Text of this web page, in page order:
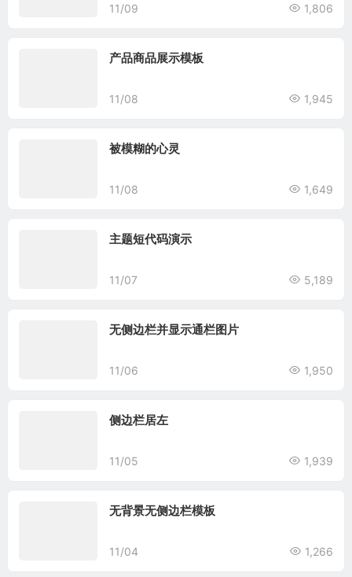
11/09 1,806
产品商品展示模板
11/08 1,945
被模糊的心灵
11/08 1,649
主题短代码演示
11/07 5,189
无侧边栏并显示通栏图片
11/06 1,950
侧边栏居左
11/05 1,939
无背景无侧边栏模板
11/04 1,266